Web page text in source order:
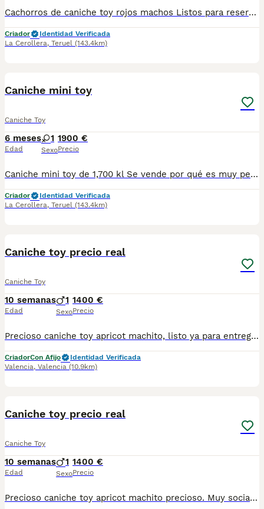
Cachorros de caniche toy rojos machos Listos para reservar Se entregan con chip, vacunas, y desparasitados. No dejes escapar el tuyo🥰 628564471
Criador
Identidad Verificada
La Cerollera, Teruel (143.4km)
Caniche mini toy
Caniche Toy
6 meses
Edad
1
Sexo
1900 €
Precio
Caniche mini toy de 1,700 kl Se vende por qué es muy pequeña Para criar. Es muy buena y cariñosa
Criador
Identidad Verificada
La Cerollera, Teruel (143.4km)
Caniche toy precio real
Caniche Toy
10 semanas
Edad
1
Sexo
1400 €
Precio
Precioso caniche toy apricot machito, listo ya para entregar. Tiene todo ya la cartilla sanitaria, pasaporte, microchip, se entrega con revisión veterinaria, desparasitacion interna y externa. Luffi es muy juguetones, amistoso, sociables criado en ambiente familiar. Ya disponible para salir a conocer el mundo y pasear. Morro chato cortito de cuerpo,calidad de pelo.enseñamos a los padres y otras camadas disponibles en nuestras instalaciones. Estamos en la comunidad valenciana en rojales . Si no puedes venir te enviamos el cachorrito con empresa especializada en transporte de mascotas. Solo en toda España. Angélica dogs
CriadorCon Afijo
Identidad Verificada
Valencia, Valencia (10.9km)
Caniche toy precio real
Caniche Toy
10 semanas
Edad
1
Sexo
1400 €
Precio
Precioso caniche toy apricot machito precioso. Muy sociable activo y confiable.Lleva dos vacunas a fecha de hoy listo para entregar con microchip pasaporte cartilla sanitaria vacunas al dia, revisión veterinaria previa a la entrega, desparasitacion interna y externa. Posibilidad reciger en las instalaciones estamos en la comunidad valenciana en rojales. Se puede recoger personalmente o ha esos envíos solo en España.